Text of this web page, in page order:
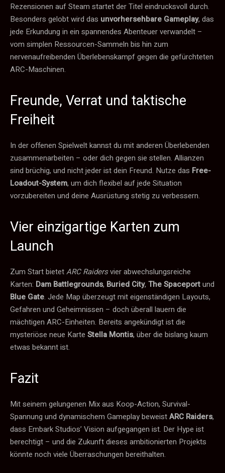
Rezensionen auf Steam startet der Titel eindrucksvoll durch.
Besonders gelobt wird das unvorhersehbare Gameplay, das
jede Erkundung in ein spannendes Abenteuer verwandelt –
vom simplen Ressourcen-Sammeln bis hin zum
nervenaufreibenden Überlebenskampf gegen die gefürchteten
ARC-Maschinen.
Freunde, Verrat und taktische
Freiheit
In der offenen Spielwelt kannst du mit anderen Überlebenden
zusammenarbeiten – oder dich gegen sie stellen. Allianzen
sind brüchig, und nicht jeder ist dein Freund. Nutze das Free-
Loadout-System, um dich flexibel auf jede Situation
vorzubereiten und deine Ausrüstung stetig zu verbessern.
Vier einzigartige Karten zum
Launch
Zum Start bietetARC Raidersvier abwechslungsreiche
Karten: Dam Battlegrounds, Buried City, The Spaceportund
Blue Gate. Jede Map überzeugt mit eigenständigen Layouts,
Gefahren und Geheimnissen – doch überall lauern die
mächtigen ARC-Einheiten. Bereits angekündigt ist die
mysteriöse neue Karte Stella Montis, über die bislang kaum
etwas bekannt ist.
Fazit
Mit seinem gelungenen Mix aus Koop-Action, Survival-
Spannung und dynamischem Gameplay beweistARC Raiders,
dass Embark Studios’ Vision aufgegangen ist. Der Hype ist
berechtigt – und die Zukunft dieses ambitionierten Projekts
könnte noch viele Überraschungen bereithalten.